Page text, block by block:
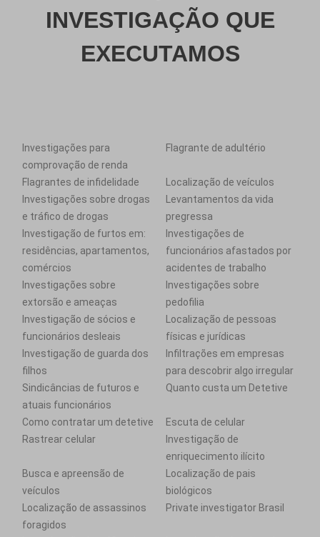
INVESTIGAÇÃO QUE
EXECUTAMOS
Investigações para
comprovação de renda
Flagrante de adultério
Flagrantes de infidelidade
Localização de veículos
Investigações sobre drogas
e tráfico de drogas
Levantamentos da vida
pregressa
Investigação de furtos em:
residências, apartamentos,
comércios
Investigações de
funcionários afastados por
acidentes de trabalho
Investigações sobre
extorsão e ameaças
Investigações sobre
pedofilia
Investigação de sócios e
funcionários desleais
Localização de pessoas
físicas e jurídicas
Investigação de guarda dos
filhos
Infiltrações em empresas
para descobrir algo irregular
Sindicâncias de futuros e
atuais funcionários
Quanto custa um Detetive
Como contratar um detetive
Escuta de celular
Rastrear celular
Investigação de
enriquecimento ilícito
Busca e apreensão de
veículos
Localização de pais
biológicos
Localização de assassinos
foragidos
Private investigator Brasil